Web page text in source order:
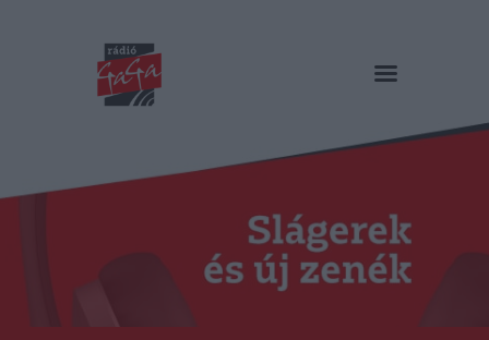
RÁDIÓ GAGA
Műsorok
Duma Duba
Podcast és videók
Stáb